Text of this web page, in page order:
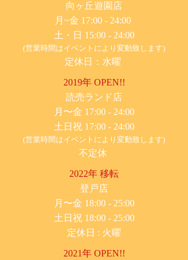
​向ヶ丘遊園店
月~金 17:00 - 24:00
土・日 15:00 - 24:00
(営業時間はイベントにより変動致します)
定休日：水曜
2019年 OPEN!!
​読売ランド店
月〜金 17:00 - 24:00
土日祝 17:00 - 24:00
(営業時間はイベントにより変動致します)
不定休
2022年 移転
​登戸店
月〜金 18:00 - 25:00
土日祝 18:00 - 25:00
​定休日 : 火曜
2021年 OPEN!!